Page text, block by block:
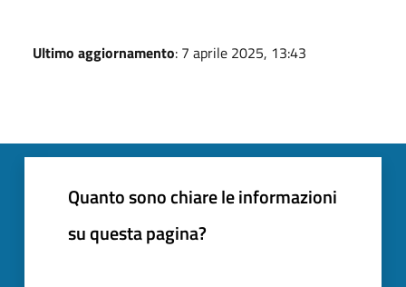
Ultimo aggiornamento: 7 aprile 2025, 13:43
Quanto sono chiare le informazioni
su questa pagina?